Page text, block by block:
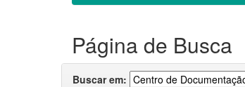
Página de Busca
Buscar em: